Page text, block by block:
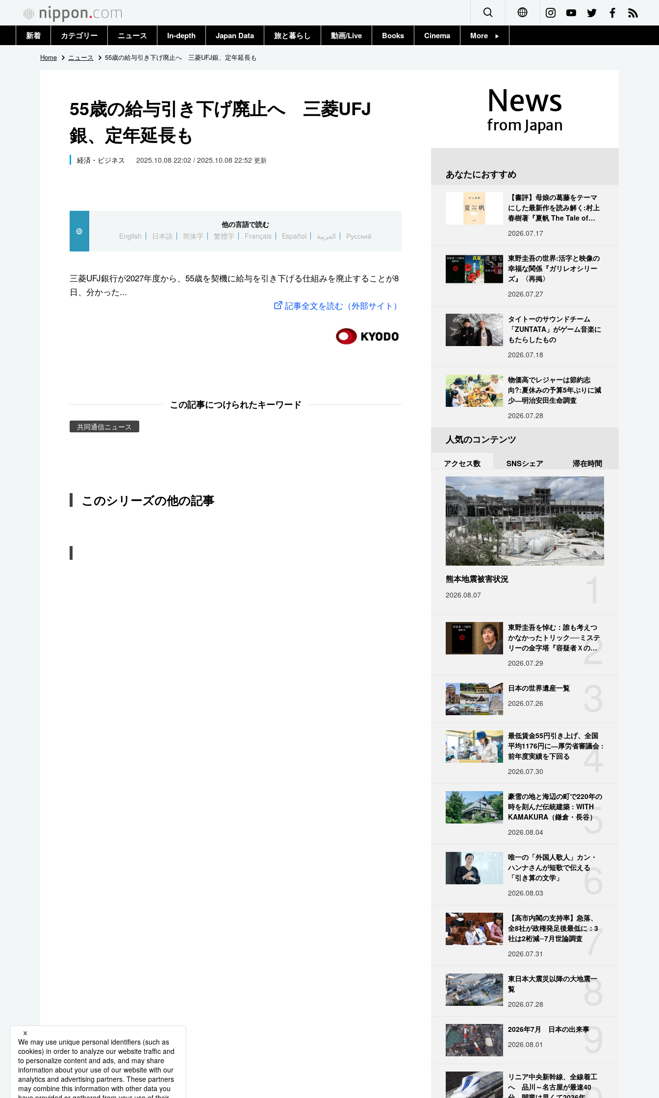
Français
新着 カテゴリー
政治・外交
国際
社会
文化
スポーツ・東京2020
ニュース
トップ
In-depth Japan Data 旅と暮らし 動画/Live Books Cinema More
Home ニュース 55歳の給与引き下げ廃止へ 三菱UFJ銀、定年延長も
55歳の給与引き下げ廃止へ 三菱UFJ
銀、定年延長も
経済・ビジネス 2025.10.08 22:02 / 2025.10.08 22:52 更新
他の言語で読む
English
日本語 简体字 繁體字 Français Español العربية Русский
三菱UFJ銀行が2027年度から、55歳を契機に給与を引き下げる仕組みを廃止することが8
日、分かった...
記事全文を読む（外部サイト）
この記事につけられたキーワード
共同通信ニュース
このシリーズの他の記事
News
from Japan
あなたにおすすめ
【書評】母娘の葛藤をテーマ
にした最新作を読み解く:村上
春樹著『夏帆 The Tale of
2026.07.17
東野圭吾の世界:活字と映像の
幸福な関係『ガリレオシリー
ズ』〈再掲〉
2026.07.27
タイトーのサウンドチーム
「ZUNTATA」がゲーム音楽に
もたらしたもの
2026.07.18
物価高でレジャーは節約志
向?:夏休みの予算5年ぶりに減
少―明治安田生命調査
2026.07.28
人気のコンテンツ
アクセス数 SNSシェア 滞在時間
熊本地震被害状況
2026.08.07
2
東野圭吾を悼む：誰も考えつ
かなかったトリック──ミステ
リーの金字塔『容疑者Ｘの献
2026.07.29
日本の世界遺産一覧
2026.07.26
4
最低賃金55円引き上げ、全国
平均1176円に―厚労省審議会 :
前年度実績を下回る
2026.07.30
5
豪雪の地と海辺の町で220年の
時を刻んだ伝統建築 : WITH
KAMAKURA（鎌倉・長谷）
2026.08.04
6
唯一の「外国人歌人」カン・
ハンナさんが短歌で伝える
「引き算の文学」
2026.08.03
7
【高市内閣の支持率】急落、
全8社が政権発足後最低に：3
社は2桁減─7月世論調査
2026.07.31
8
東日本大震災以降の大地震一
覧
2026.07.28
9
2026年7月 日本の出来事
2026.08.01
リニア中央新幹線、全線着工
へ 品川～名古屋が最速40